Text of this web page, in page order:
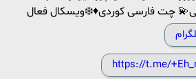
https://t.me/